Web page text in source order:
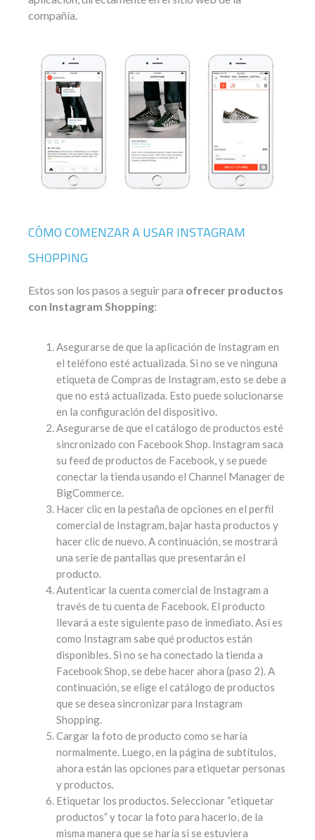
compañía.
CÓMO COMENZAR A USAR INSTAGRAM
SHOPPING
Estos son los pasos a seguir para ofrecer productos
con Instagram Shopping:
Asegurarse de que la aplicación de Instagram en
el teléfono esté actualizada. Si no se ve ninguna
etiqueta de Compras de Instagram, esto se debe a
que no está actualizada. Esto puede solucionarse
en la configuración del dispositivo.
Asegurarse de que el catálogo de productos esté
sincronizado con Facebook Shop. Instagram saca
su feed de productos de Facebook, y se puede
conectar la tienda usando el Channel Manager de
BigCommerce.
Hacer clic en la pestaña de opciones en el perfil
comercial de Instagram, bajar hasta productos y
hacer clic de nuevo. A continuación, se mostrará
una serie de pantallas que presentarán el
producto.
Autenticar la cuenta comercial de Instagram a
través de tu cuenta de Facebook. El producto
llevará a este siguiente paso de inmediato. Así es
como Instagram sabe qué productos están
disponibles. Si no se ha conectado la tienda a
Facebook Shop, se debe hacer ahora (paso 2). A
continuación, se elige el catálogo de productos
que se desea sincronizar para Instagram
Shopping.
Cargar la foto de producto como se haría
normalmente. Luego, en la página de subtítulos,
ahora están las opciones para etiquetar personas
y productos.
Etiquetar los productos. Seleccionar “etiquetar
productos” y tocar la foto para hacerlo, de la
misma manera que se haría si se estuviera